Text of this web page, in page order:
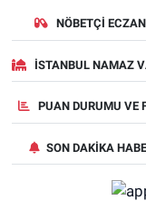
NÖBETÇI
İSTANBUL NAMAZ
PUAN DURUMU VE
SON DAKIKA